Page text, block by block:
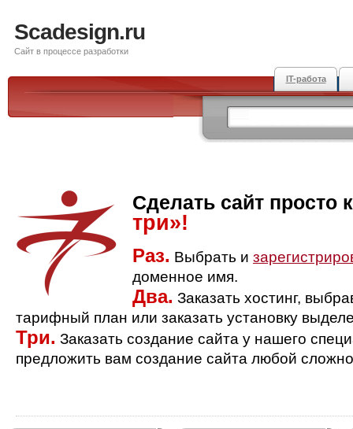
Scadesign.ru
Сайт в процессе разработки
IT-работа
Сделать сайт просто
три»!
Раз. Выбрать и
доменное имя.
Два. Заказать хостинг,
тарифный план или заказать установку
Три. Заказать создание сайта у нашего
предложить вам создание сайта любой